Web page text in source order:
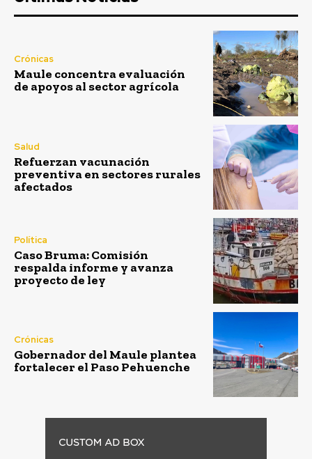
Crónicas
Maule concentra evaluación
de apoyos al sector agrícola
Salud
Refuerzan vacunación
preventiva en sectores rurales
afectados
Política
Caso Bruma: Comisión
respalda informe y avanza
proyecto de ley
Crónicas
Gobernador del Maule plantea
fortalecer el Paso Pehuenche